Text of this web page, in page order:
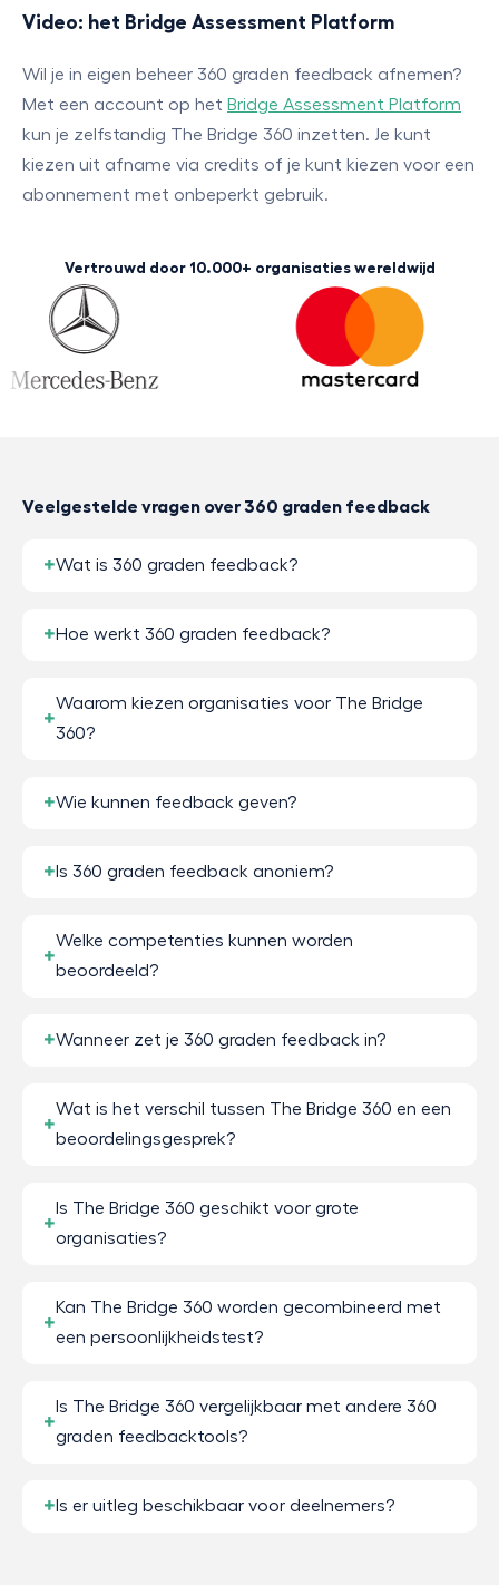
Video: het Bridge Assessment Platform
Wil je in eigen beheer 360 graden feedback afnemen?
Met een account op het Bridge Assessment Platform
kun je zelfstandig The Bridge 360 inzetten. Je kunt
kiezen uit afname via credits of je kunt kiezen voor een
abonnement met onbeperkt gebruik.
Vertrouwd door 10.000+ organisaties wereldwijd
Veelgestelde vragen over 360 graden feedback
Wat is 360 graden feedback?
Hoe werkt 360 graden feedback?
Waarom kiezen organisaties voor The Bridge
360?
Wie kunnen feedback geven?
Is 360 graden feedback anoniem?
Welke competenties kunnen worden
beoordeeld?
Wanneer zet je 360 graden feedback in?
Wat is het verschil tussen The Bridge 360 en een
beoordelingsgesprek?
Is The Bridge 360 geschikt voor grote
organisaties?
Kan The Bridge 360 worden gecombineerd met
een persoonlijkheidstest?
Is The Bridge 360 vergelijkbaar met andere 360
graden feedbacktools?
Is er uitleg beschikbaar voor deelnemers?